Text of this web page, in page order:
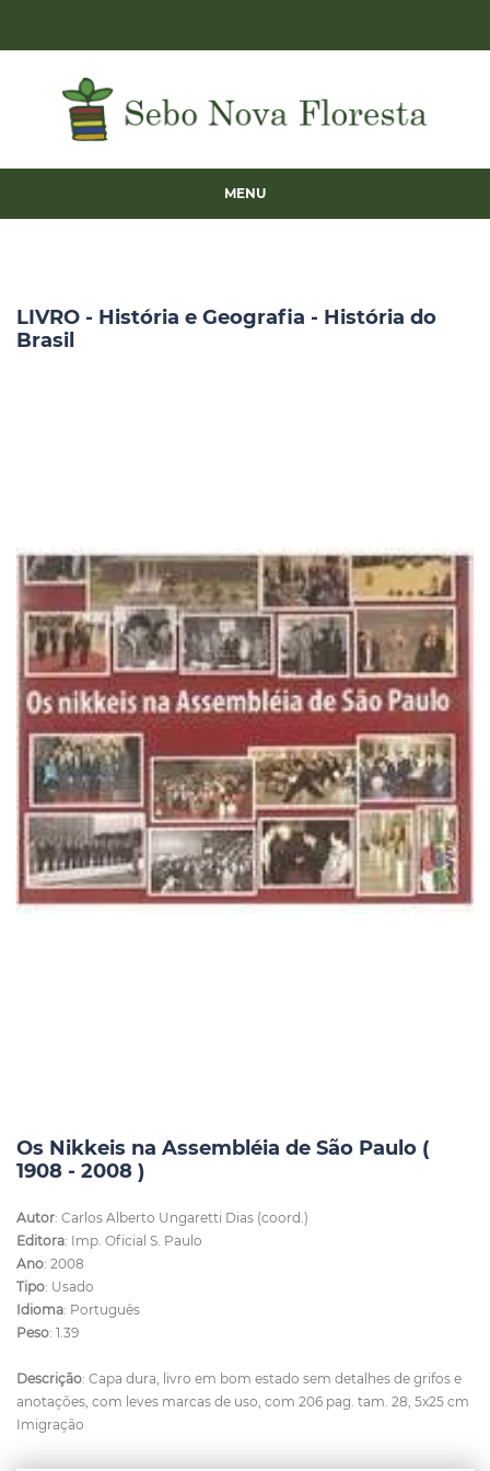
MENU
LIVRO - História e Geografia - História do
Brasil
Os Nikkeis na Assembléia de São Paulo (
1908 - 2008 )
Autor: Carlos Alberto Ungaretti Dias (coord.)
Editora: Imp. Oficial S. Paulo
Ano: 2008
Tipo: Usado
Idioma: Português
Peso: 1.39
Descrição: Capa dura, livro em bom estado sem detalhes de grifos e
anotações, com leves marcas de uso, com 206 pag. tam. 28, 5x25 cm
Imigração